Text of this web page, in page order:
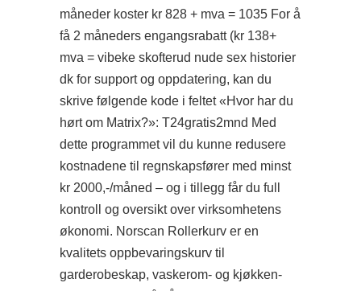
måneder koster kr 828 + mva = 1035 For å
få 2 måneders engangsrabatt (kr 138+
mva = vibeke skofterud nude sex historier
dk for support og oppdatering, kan du
skrive følgende kode i feltet «Hvor har du
hørt om Matrix?»: T24gratis2mnd Med
dette programmet vil du kunne redusere
kostnadene til regnskapsfører med minst
kr 2000,-/måned – og i tillegg får du full
kontroll og oversikt over virksomhetens
økonomi. Norscan Rollerkurv er en
kvalitets oppbevaringskurv til
garderobeskap, vaskerom- og kjøkken-